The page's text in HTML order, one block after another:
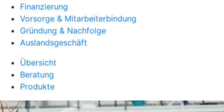
Finanzierung
Vorsorge & Mitarbeiterbindung
Gründung & Nachfolge
Auslandsgeschäft
Übersicht
Beratung
Produkte